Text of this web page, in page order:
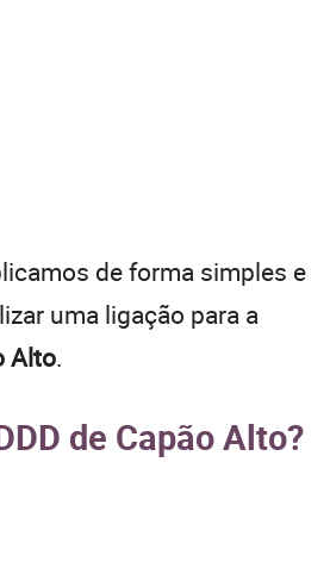
de forma simples e
uma ligação para a
Alto.
de Capão Alto?